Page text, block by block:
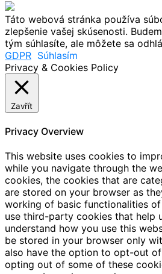
Táto webová stránka používa
zlepšenie vašej skúsenosti.
tým súhlasíte, ale môžete sa
GDPR Súhlasím
Privacy & Cookies Policy
Zavřít
Privacy Overview
This website uses cookies to
while you navigate through the
cookies, the cookies that are
are stored on your browser as
working of basic functionalities
use third-party cookies that help
understand how you use this
be stored in your browser only
also have the option to opt-out
opting out of some of these